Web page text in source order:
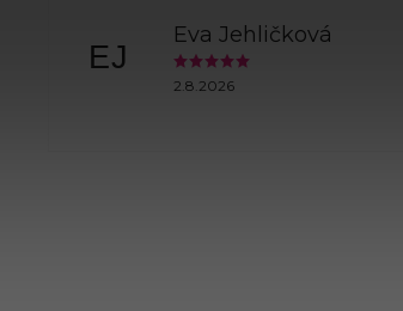
EJ
Eva Jehličková
2.8.2026